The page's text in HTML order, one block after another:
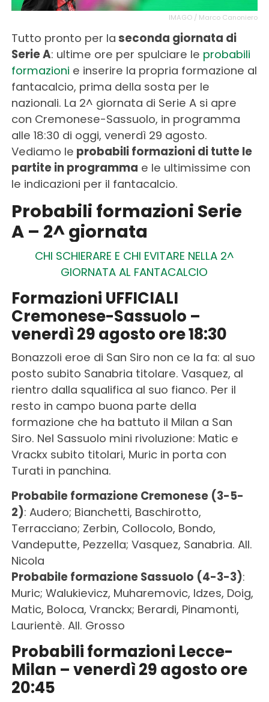
IMAGO / Marco Canoniero
Tutto pronto per la seconda giornata di
Serie A: ultime ore per spulciare le probabili
formazioni e inserire la propria formazione al
fantacalcio, prima della sosta per le
nazionali. La 2^ giornata di Serie A si apre
con Cremonese-Sassuolo, in programma
alle 18:30 di oggi, venerdì 29 agosto.
Vediamo le probabili formazioni di tutte le
partite in programma e le ultimissime con
le indicazioni per il fantacalcio.
Probabili formazioni Serie
A – 2^ giornata
CHI SCHIERARE E CHI EVITARE NELLA 2^
GIORNATA AL FANTACALCIO
Formazioni UFFICIALI
Cremonese-Sassuolo –
venerdì 29 agosto ore 18:30
Bonazzoli eroe di San Siro non ce la fa: al suo
posto subito Sanabria titolare. Vasquez, al
rientro dalla squalifica al suo fianco. Per il
resto in campo buona parte della
formazione che ha battuto il Milan a San
Siro. Nel Sassuolo mini rivoluzione: Matic e
Vrackx subito titolari, Muric in porta con
Turati in panchina.
Probabile formazione Cremonese (3-5-
2): Audero; Bianchetti, Baschirotto,
Terracciano; Zerbin, Collocolo, Bondo,
Vandeputte, Pezzella; Vasquez, Sanabria. All.
Nicola
Probabile formazione Sassuolo (4-3-3):
Muric; Walukievicz, Muharemovic, Idzes, Doig,
Matic, Boloca, Vranckx; Berardi, Pinamonti,
Laurientè. All. Grosso
Probabili formazioni Lecce-
Milan – venerdì 29 agosto ore
20:45